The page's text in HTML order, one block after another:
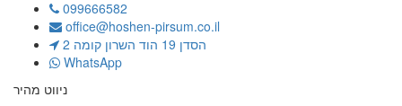
099666582
office@hoshen-pirsum.co.il
הסדן 19 הוד השרון קומה 2
WhatsApp
ניווט מהיר